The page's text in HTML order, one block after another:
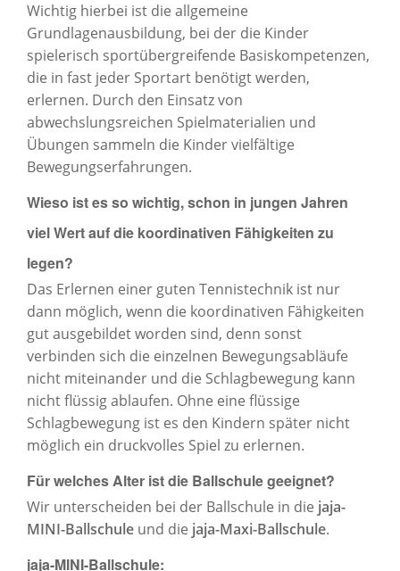
Wichtig hierbei ist die allgemeine
Grundlagenausbildung, bei der die Kinder
spielerisch sportübergreifende Basiskompetenzen,
die in fast jeder Sportart benötigt werden,
erlernen. Durch den Einsatz von
abwechslungsreichen Spielmaterialien und
Übungen sammeln die Kinder vielfältige
Bewegungserfahrungen.
Wieso ist es so wichtig, schon in jungen Jahren
viel Wert auf die koordinativen Fähigkeiten zu
legen?
Das Erlernen einer guten Tennistechnik ist nur
dann möglich, wenn die koordinativen Fähigkeiten
gut ausgebildet worden sind, denn sonst
verbinden sich die einzelnen Bewegungsabläufe
nicht miteinander und die Schlagbewegung kann
nicht flüssig ablaufen. Ohne eine flüssige
Schlagbewegung ist es den Kindern später nicht
möglich ein druckvolles Spiel zu erlernen.
Für welches Alter ist die Ballschule geeignet?
Wir unterscheiden bei der Ballschule in die jaja-
MINI-Ballschule und die jaja-Maxi-Ballschule.
jaja-MINI-Ballschule: